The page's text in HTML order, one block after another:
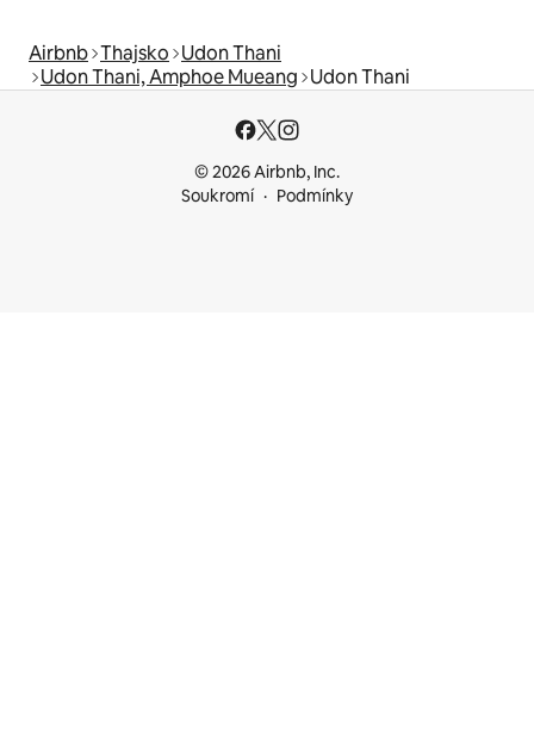
Airbnb Thajsko Udon Thani
Udon Thani, Amphoe Mueang Udon Thani
© 2026 Airbnb, Inc.
Soukromí
Podmínky